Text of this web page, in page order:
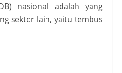
nasional adalah yang
sektor lain, yaitu tembus